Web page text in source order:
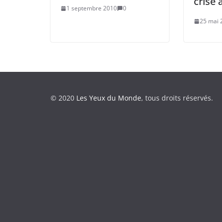
1 septembre 2010 0
25 mai
© 2020 Les Yeux du Monde, tous droits réservés.